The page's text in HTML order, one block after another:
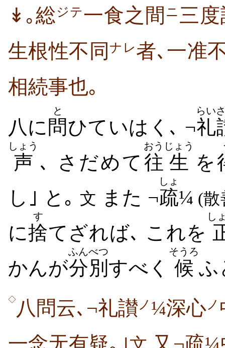
↡｡総ジテ一食之間 ニ 三
生根性不同 ナレ者､一准
相続事也｡
八に 問
と
ひていはく､ ¬礼
らい
声
しょう
､ さだめて 往
おう
生
じょう
を
し｣ と｡ 文 また ¬疏
しょ
¼ (
に捨
す
てざれば､ これを
し
かんが分別
ふんべつ
すべく 候
そうろ
ふ
◇ 八問云､¬礼讃 ノ ¼深心 ノ